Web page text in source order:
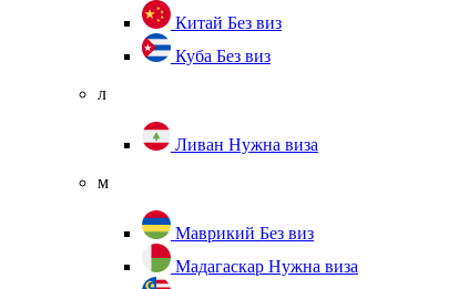
Китай Без виз
Куба Без виз
л
Ливан Нужна виза
м
Маврикий Без виз
Мадагаскар Нужна виза